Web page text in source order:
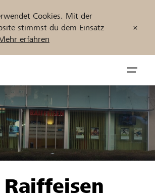
Cookies. Mit der
stimmst du dem Einsatz
erfahren
öffnen
finden
Jetzt starten
Raiffeisen